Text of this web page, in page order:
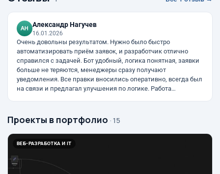
Александр Нагучев
16.01.2026
Очень довольны результатом. Нужно было быстро
автоматизировать приём заявок, и разработчик отлично
справился с задачей. Бот удобный, логика понятная, заявки
больше не теряются, менеджеры сразу получают
уведомления. Все правки вносились оперативно, всегда был
на связи и предлагал улучшения по логике. Работа…
Проекты в портфолио · 15
ВЕБ-РАЗРАБОТКА И IT